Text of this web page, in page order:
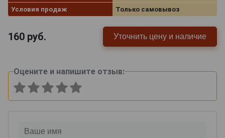
Условия продаж
Только самовывоз
160 руб. Уточнить цену и наличие
Оцените и напишите отзыв: